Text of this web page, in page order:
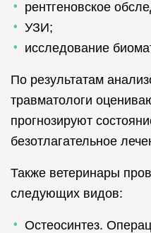
рентгеновское
УЗИ;
исследование
По результатам
травматологи
прогнозируют
безотлагательное
Также ветеринары
следующих видов:
Остеосинтез.